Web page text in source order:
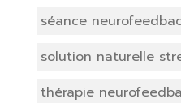
séance
solution naturelle
thérapie